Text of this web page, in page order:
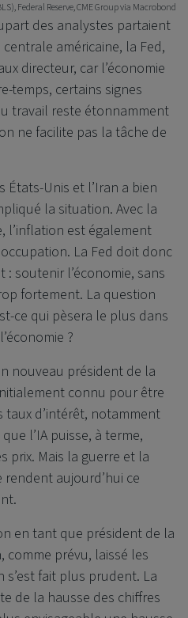
Federal Reserve, CME Group via Macrobond
des analystes partaient
américaine, la Fed,
directeur, car l’économie
temps, certains signes
travail reste étonnamment
ne facilite pas la tâche de
États-Unis et l’Iran a bien
la situation. Avec la
l’inflation est également
La Fed doit donc
soutenir l’économie, sans
fortement. La question
ce qui pèsera le plus dans
?
nouveau président de la
connu pour être
taux d’intérêt, notamment
l’IA puisse, à terme,
prix. Mais la guerre et la
aujourd’hui ce
en tant que président de la
comme prévu, laissé les
s’est fait plus prudent. La
de la hausse des chiffres